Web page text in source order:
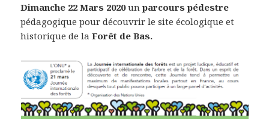
Dimanche 22 Mars 2020unparcours pédestre
pédagogique pour découvrir le site écologique et
historique de laForêt de Bas.